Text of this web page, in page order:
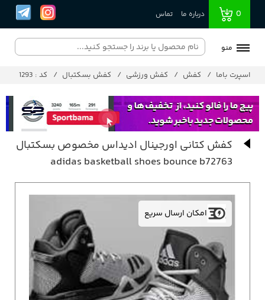
0 درباره ما تماس
منو
اسپرت باما کفش کفش ورزشی کفش بسکتبال کد : 1293
کفش کتانی اورجینال ادیداس مخصوص بسکتبال
adidas basketball shoes bounce b72763
امکان ارسال سریع